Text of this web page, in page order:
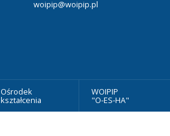
woipip@woipip.pl
Ośrodek
kształcenia
WOIPIP
"O-ES-HA"